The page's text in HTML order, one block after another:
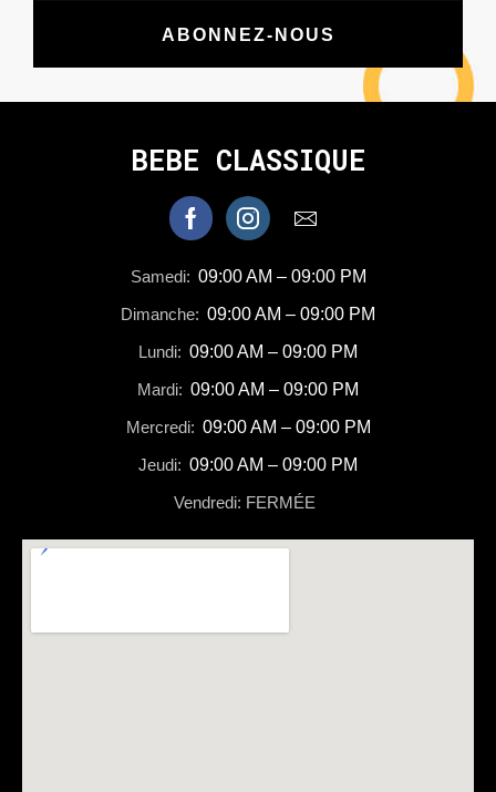
ABONNEZ-NOUS
BEBE CLASSIQUE
Samedi: 09:00 AM – 09:00 PM
Dimanche: 09:00 AM – 09:00 PM
Lundi: 09:00 AM – 09:00 PM
Mardi: 09:00 AM – 09:00 PM
Mercredi: 09:00 AM – 09:00 PM
Jeudi: 09:00 AM – 09:00 PM
Vendredi: FERMÉE